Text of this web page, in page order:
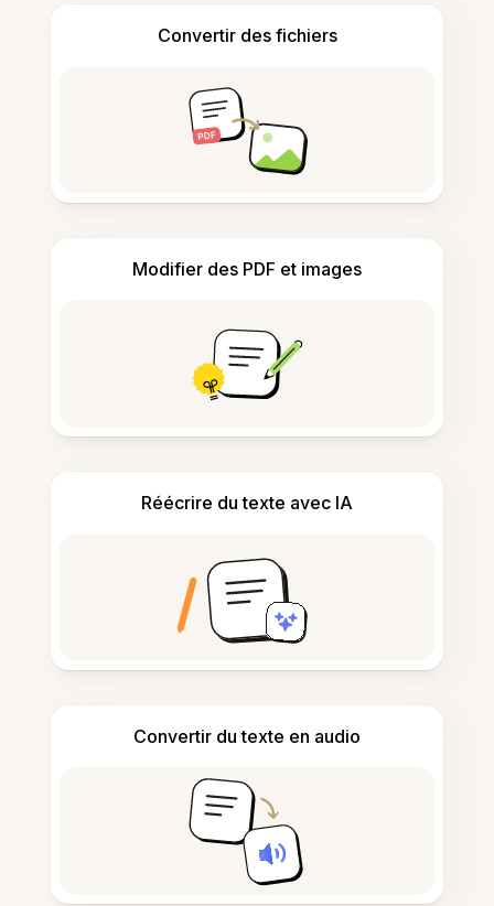
Convertir des fichiers
Modifier des PDF et images
Réécrire du texte avec IA
Convertir du texte en audio